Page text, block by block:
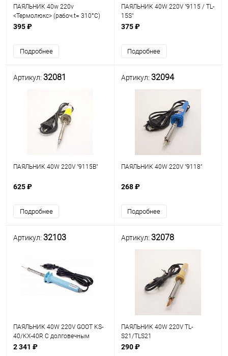
ПАЯЛЬНИК 40w 220v
<Термолюкс> (рабоч.t= 310°C)
(ЭПСН-03-40/220) Ручка-дерево;
"шлиц" (d=4,5мм,
рабоч.дл.=30мм);
395 ₽
Подробнее
ПАЯЛЬНИК 40W 220V "9115 / TL-
15S"
375 ₽
Подробнее
Артикул: 32081
ПАЯЛЬНИК 40W 220V "9115B"
625 ₽
Подробнее
Артикул: 32094
ПАЯЛЬНИК 40W 220V "9118"
268 ₽
Подробнее
Артикул: 32103
ПАЯЛЬНИК 40W 220V GOOT KS-
40/KX-40R C долговечным
жалом (4мм, конус) до 450*С
2 341 ₽
Артикул: 32078
ПАЯЛЬНИК 40W 220V TL-
S21/TLS21
290 ₽